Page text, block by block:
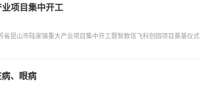
项目集中开工
昆山市陆家镇重大产业项目集中开工暨智数信飞科创园项目奠基仪式
、眼病